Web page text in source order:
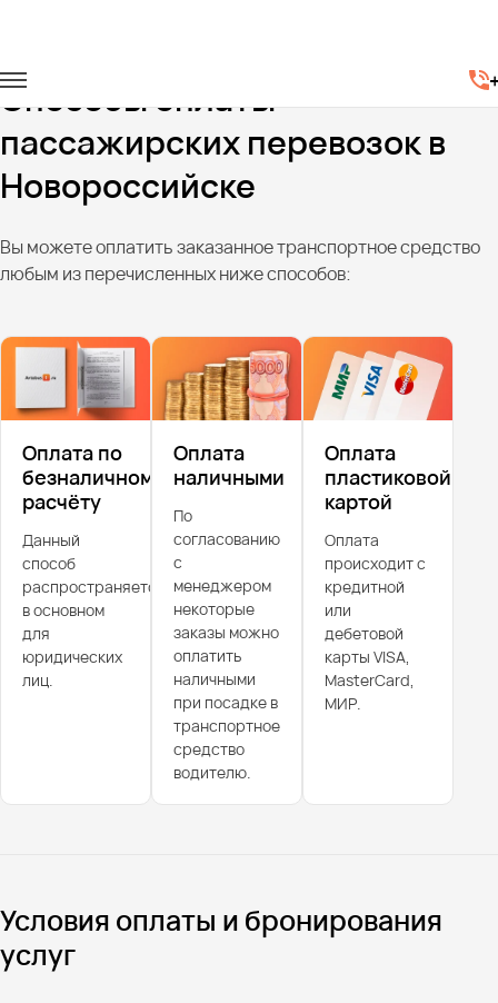
Способы оплаты
пассажирских перевозок в
Новороссийске
Вы можете оплатить заказанное транспортное средство
любым из перечисленных ниже способов:
Оплата по
безналичному
расчёту
Данный
способ
распространяется
в основном
для
юридических
лиц.
Оплата
наличными
По
согласованию
с
менеджером
некоторые
заказы можно
оплатить
наличными
при посадке в
транспортное
средство
водителю.
Оплата
пластиковой
картой
Оплата
происходит с
кредитной
или
дебетовой
карты VISA,
MasterCard,
МИР.
Условия оплаты и бронирования
услуг